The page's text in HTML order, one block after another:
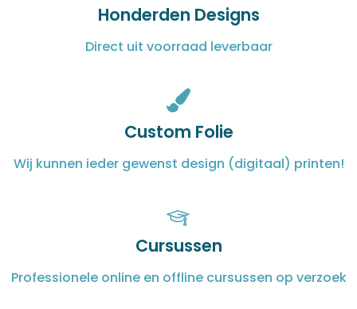
Honderden Designs
Direct uit voorraad leverbaar
Custom Folie
Wij kunnen ieder gewenst design (digitaal) printen!
Cursussen
Professionele online en offline cursussen op verzoek